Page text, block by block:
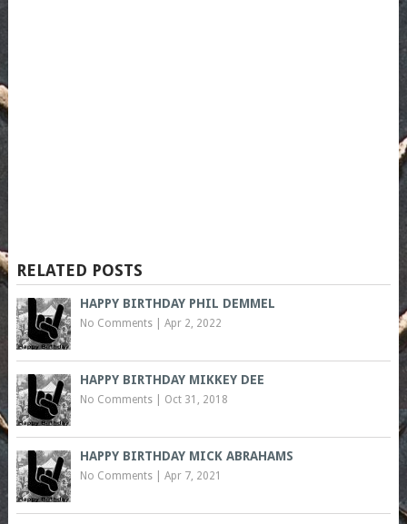
RELATED POSTS
HAPPY BIRTHDAY PHIL DEMMEL
No Comments| Apr 2, 2022
HAPPY BIRTHDAY MIKKEY DEE
No Comments| Oct 31, 2018
HAPPY BIRTHDAY MICK ABRAHAMS
No Comments| Apr 7, 2021